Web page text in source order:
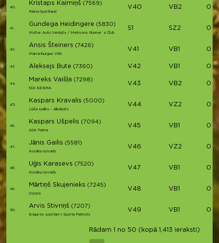
40.
Kristaps Kaimiņš (7569)
Patria Sportland
V40 VB2
41.
Gundega Heidingere (5830)
Moller Auto Ventpils / Matisons Runner`s Club
S1 SZ2
42.
Ansis Šteiners (7426)
Marienburgas Vilki
V41 VB1
43. Aleksejs Bute (7360) V42 VB1
44.
Mareks Vaišļa (7298)
SSK BEBRA
V43 VB2
45.
Kaspars Kravalis (5000)
Lūša spēks - Jēkabpils
V44 VZ2
46.
Kaspars Ušpelis (7094)
ASK Patria
V45 VB1
47.
Jānis Gailis (5581)
Kocēnu novads
V46 VZ2
48.
Uģis Karasevs (7520)
Kocēnu novads.
V47 VB1
49.
Mārtiņš Skujenieks (7245)
Ozons
V48 VB1
50.
Arvis Stivriņš (7207)
Engures sportam I Sporta Patriots
V49 VB1
Rādam 1 no 50 (kopā 1,413 ieraksti)